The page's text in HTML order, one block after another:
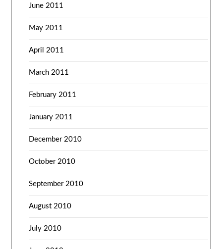
June 2011
May 2011
April 2011
March 2011
February 2011
January 2011
December 2010
October 2010
September 2010
August 2010
July 2010